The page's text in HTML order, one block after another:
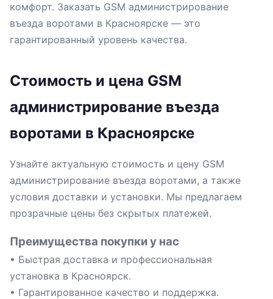
комфорт. Заказать GSM администрирование
въезда воротами в Красноярске — это
гарантированный уровень качества.
Стоимость и цена GSM
администрирование въезда
воротами в Красноярске
Узнайте актуальную стоимость и цену GSM
администрирование въезда воротами, а также
условия доставки и установки. Мы предлагаем
прозрачные цены без скрытых платежей.
Преимущества покупки у нас
• Быстрая доставка и профессиональная
установка в Красноярск.
• Гарантированное качество и поддержка.